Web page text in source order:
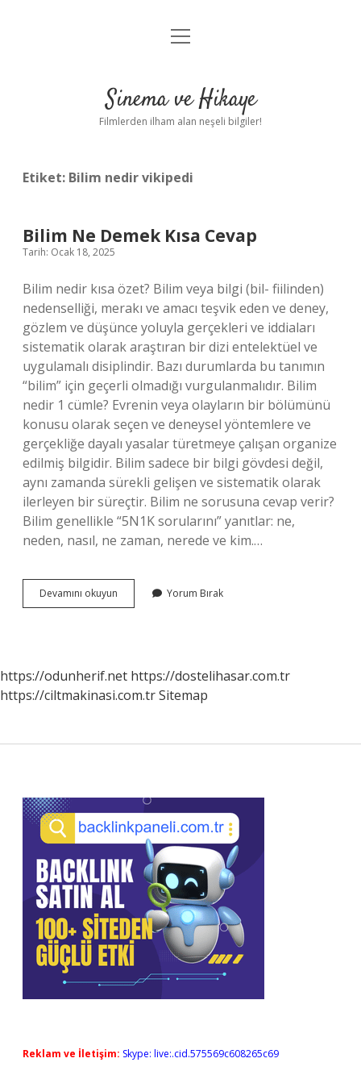
Gizlilik Politikası
Yasal Uyarı
menüyü
Sinema ve Hikaye
Filmlerden ilham alan neşeli bilgiler!
Etiket: Bilim nedir vikipedi
Bilim Ne Demek Kısa Cevap
Tarih: Ocak 18, 2025
Bilim nedir kısa özet? Bilim veya bilgi (bil- fiilinden)
nedenselliği, merakı ve amacı teşvik eden ve deney,
gözlem ve düşünce yoluyla gerçekleri ve iddiaları
sistematik olarak araştıran bir dizi entelektüel ve
uygulamalı disiplindir. Bazı durumlarda bu tanımın
“bilim” için geçerli olmadığı vurgulanmalıdır. Bilim
nedir 1 cümle? Evrenin veya olayların bir bölümünü
konusu olarak seçen ve deneysel yöntemlere ve
gerçekliğe dayalı yasalar türetmeye çalışan organize
edilmiş bilgidir. Bilim sadece bir bilgi gövdesi değil,
aynı zamanda sürekli gelişen ve sistematik olarak
ilerleyen bir süreçtir. Bilim ne sorusuna cevap verir?
Bilim genellikle “5N1K sorularını” yanıtlar: ne,
neden, nasıl, ne zaman, nerede ve kim.…
Devamını okuyun
Ne
Yorum Bırak
https://odunherif.net https://dostelihasar.com.tr
https://ciltmakinasi.com.trSitemap
Sidebar
Reklam ve İletişim: Skype: live:.cid.575569c608265c69